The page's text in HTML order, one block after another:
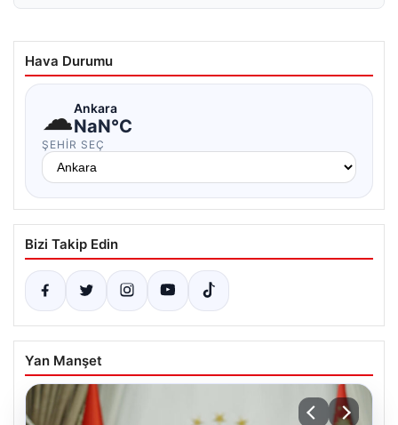
Hava Durumu
☁Ankara
NaN°C
ŞEHIR SEÇ
Bizi Takip Edin
Yan Manşet